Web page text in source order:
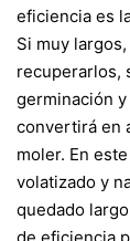
eficiencia es
Si muy
recuperarlos,
germinación
convertirá en
moler. En
volatizado y
quedado